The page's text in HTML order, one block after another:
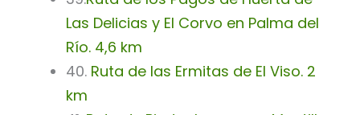
Las Delicias y El Corvo en Palma del
Río. 4,6 km
40.Ruta de las Ermitas de El Viso. 2
km